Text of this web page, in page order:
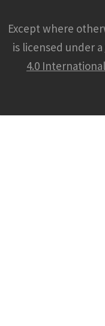
Except where
is licensed under a
4.0